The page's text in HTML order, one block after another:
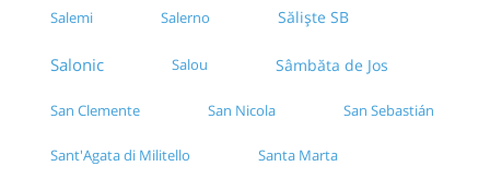
Salemi Salerno Săliște SB
Salonic Salou Sâmbăta de Jos
San Clemente San Nicola San Sebastián
Sant'Agata di Militello Santa Marta